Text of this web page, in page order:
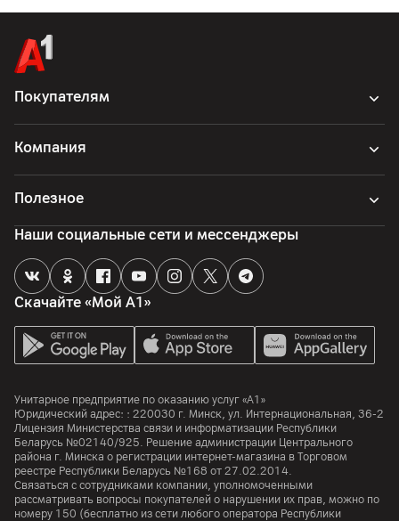
Покупателям
Компания
Полезное
Скачайте «Мой А1»
Наши социальные сети и мессенджеры
Унитарное предприятие по оказанию услуг «А1»
Юридический адрес: : 220030 г. Минск, ул. Интернациональная, 36-2
Лицензия Министерства связи и информатизации Республики
Беларусь №02140/925. Решение администрации Центрального
района г. Минска о регистрации интернет-магазина в Торговом
реестре Республики Беларусь №168 от 27.02.2014.
Связаться с сотрудниками компании, уполномоченными
рассматривать вопросы покупателей о нарушении их прав, можно по
номеру 150 (бесплатно из сети любого оператора Республики